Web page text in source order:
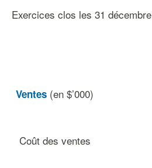
Exercices clos les 31 décembre
Ventes (en $’000)
Coût des ventes